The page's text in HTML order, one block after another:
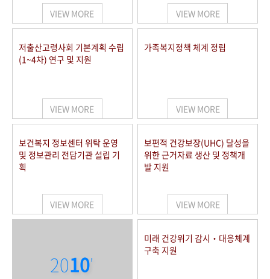
VIEW MORE VIEW MORE
저출산고령사회 기본계획 수립
(1~4차) 연구 및 지원
VIEW MORE
가족복지정책 체계 정립
VIEW MORE
보건복지 정보센터 위탁 운영
및 정보관리 전담기관 설립 기
획
VIEW MORE
보편적 건강보장(UHC) 달성을
위한 근거자료 생산 및 정책개
발 지원
VIEW MORE
2010'
미래 건강위기 감시‧대응체계
구축 지원